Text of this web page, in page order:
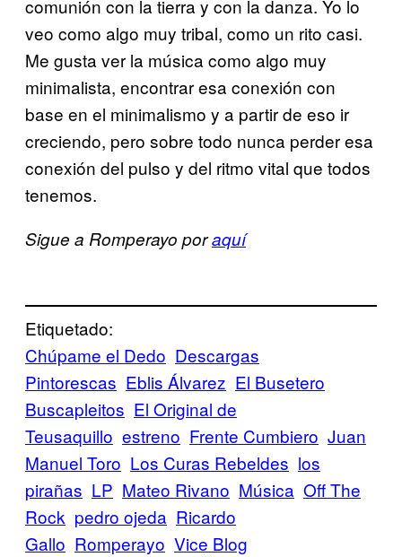
comunión con la tierra y con la danza. Yo lo
veo como algo muy tribal, como un rito casi.
Me gusta ver la música como algo muy
minimalista, encontrar esa conexión con
base en el minimalismo y a partir de eso ir
creciendo, pero sobre todo nunca perder esa
conexión del pulso y del ritmo vital que todos
tenemos.
Sigue a Romperayo poraquí
Etiquetado:
Chúpame el Dedo Descargas
Pintorescas Eblis Álvarez El Busetero
Buscapleitos El Original de
Teusaquillo estreno Frente Cumbiero Juan
Manuel Toro Los Curas Rebeldes los
pirañas LP Mateo Rivano Música Off The
Rock pedro ojeda Ricardo
Gallo Romperayo Vice Blog